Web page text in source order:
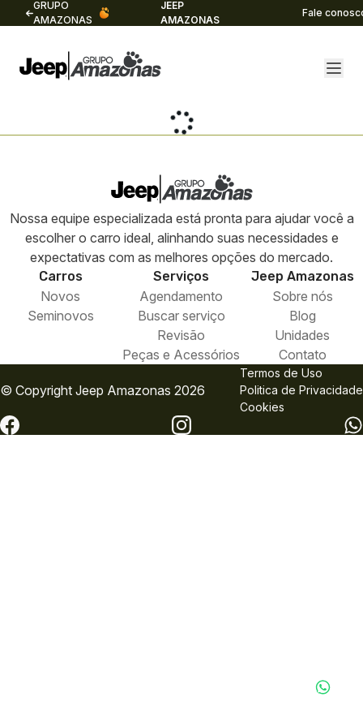
GRUPO
AMAZONAS
JEEP
AMAZONAS
Fale
Nossa equipe especializada está pronta para ajudar você a
escolher o carro ideal, alinhando suas necessidades e
expectativas com as melhores opções do mercado.
Carros
Novos
Seminovos
Serviços
Agendamento
Buscar serviço
Revisão
Peças e Acessórios
Jeep Amazonas
Sobre nós
Blog
Unidades
Contato
© Copyright Jeep Amazonas 2026
Termos de Uso
Politica de Privacidade
Cookies